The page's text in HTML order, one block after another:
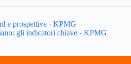
e prospettive - KPMG
gli indicatori chiave - KPMG